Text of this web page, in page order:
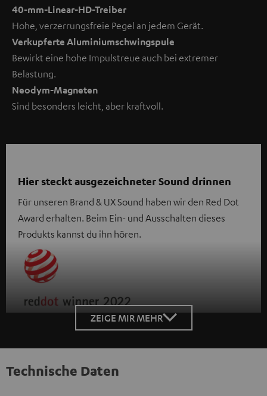
40-mm-Linear-HD-Treiber
Hohe, verzerrungsfreie Pegel an jedem Gerät.
Verkupferte Aluminiumschwingspule
Bewirkt eine hohe Impulstreue auch bei extremer
Belastung.
Neodym-Magneten
Sind besonders leicht, aber kraftvoll.
Hier steckt ausgezeichneter Sound drinnen
Für unseren Brand & UX Sound haben wir den Red Dot
Award erhalten. Beim Ein- und Ausschalten dieses
Produkts kannst du ihn hören.
ZEIGE MIR MEHR
Technische Daten